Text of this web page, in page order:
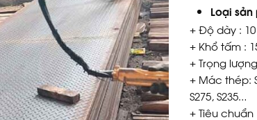
trên 5
Loại sản
+ Độ dày :
+ Khổ tấm :
+ Trọng
+ Mác thép:
S275, S235…
+ Tiêu chuẩn